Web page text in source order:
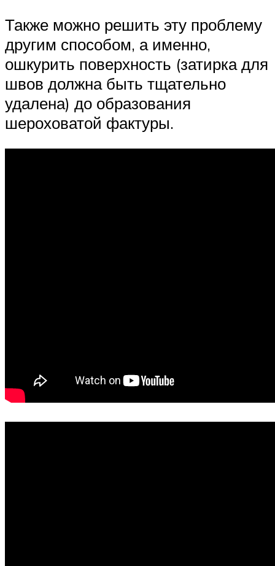
Также можно решить эту проблему
другим способом, а именно,
ошкурить поверхность (затирка для
швов должна быть тщательно
удалена) до образования
шероховатой фактуры.